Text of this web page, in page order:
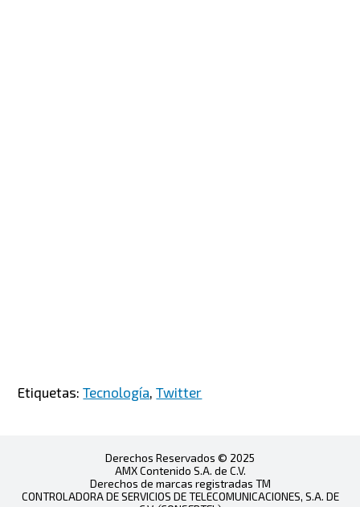
Etiquetas:Tecnología,Twitter
Derechos Reservados © 2025
AMX Contenido S.A. de C.V.
Derechos de marcas registradas TM
CONTROLADORA DE SERVICIOS DE TELECOMUNICACIONES, S.A. DE